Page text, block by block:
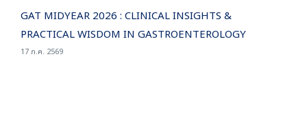
GAT MIDYEAR 2026 : CLINICAL INSIGHTS &
PRACTICAL WISDOM IN GASTROENTEROLOGY
17 ก.ค. 2569